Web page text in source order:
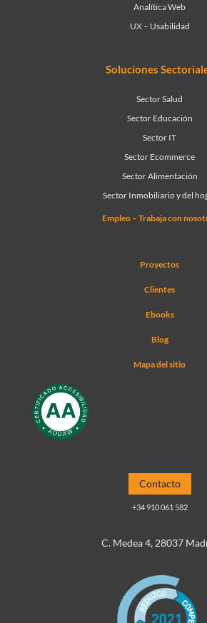
Analítica Web
UX – Usabilidad
Soluciones
Sector Salud
Sector Educación
Sector IT
Sector Ecommerce
Sector Alimentación
Sector Inmobiliario y del
Empleo – Trabaja con
Proyectos
Clientes
Ebooks
Blog
Mapa del sitio
Contacto
+34 910 061 582
C. Medea 4, 28037